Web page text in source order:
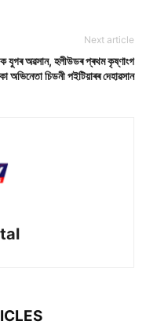
Next article
যুগৰ অৱসান, হলীউডৰ প্ৰথম কৃষ্ণাংগ
অভিনেতা চিডনী পইটিয়াৰৰ দেহাৱসান